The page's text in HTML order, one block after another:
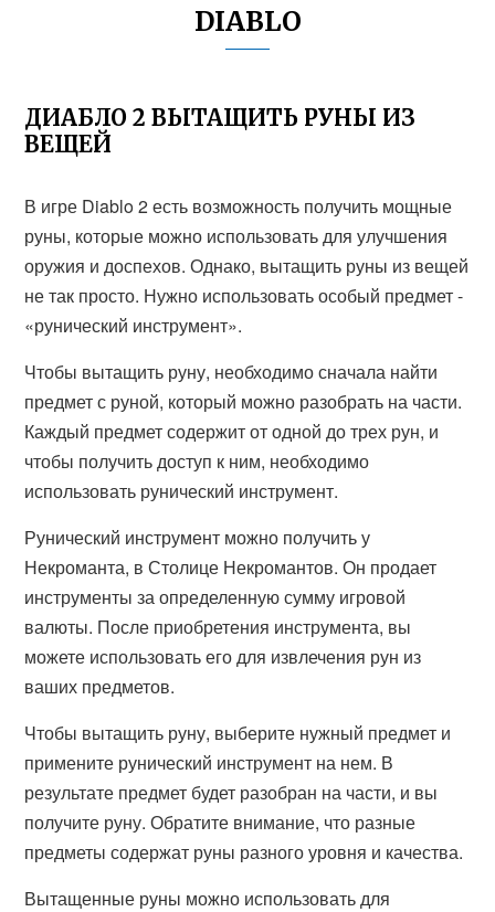
DIABLO
ДИАБЛО 2 ВЫТАЩИТЬ РУНЫ ИЗ
ВЕЩЕЙ
В игре Diablo 2 есть возможность получить мощные
руны, которые можно использовать для улучшения
оружия и доспехов. Однако, вытащить руны из вещей
не так просто. Нужно использовать особый предмет -
«рунический инструмент».
Чтобы вытащить руну, необходимо сначала найти
предмет с руной, который можно разобрать на части.
Каждый предмет содержит от одной до трех рун, и
чтобы получить доступ к ним, необходимо
использовать рунический инструмент.
Рунический инструмент можно получить у
Некроманта, в Столице Некромантов. Он продает
инструменты за определенную сумму игровой
валюты. После приобретения инструмента, вы
можете использовать его для извлечения рун из
ваших предметов.
Чтобы вытащить руну, выберите нужный предмет и
примените рунический инструмент на нем. В
результате предмет будет разобран на части, и вы
получите руну. Обратите внимание, что разные
предметы содержат руны разного уровня и качества.
Вытащенные руны можно использовать для